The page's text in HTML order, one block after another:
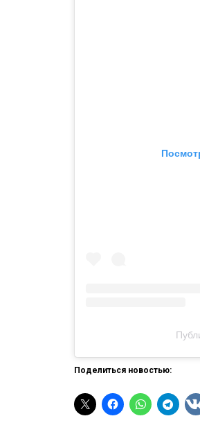
Поделиться новостью: